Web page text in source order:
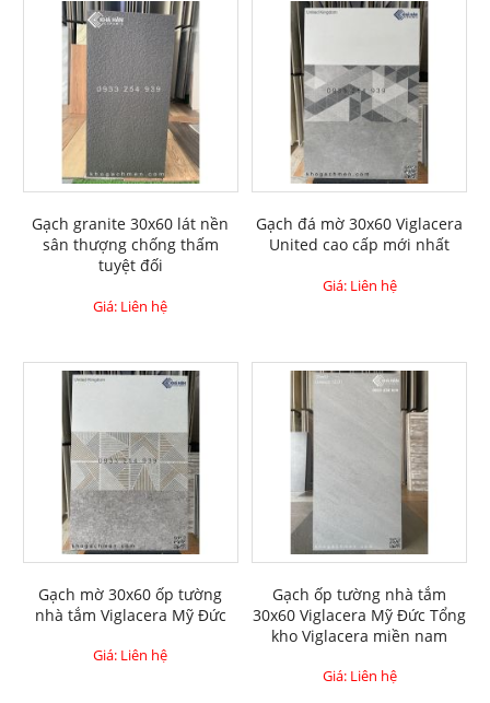
Gạch granite 30x60 lát nền
sân thượng chống thấm
tuyệt đối
Giá: Liên hệ
Gạch đá mờ 30x60 Viglacera
United cao cấp mới nhất
Giá: Liên hệ
Gạch mờ 30x60 ốp tường
nhà tắm Viglacera Mỹ Đức
Giá: Liên hệ
Gạch ốp tường nhà tắm
30x60 Viglacera Mỹ Đức Tổng
kho Viglacera miền nam
Giá: Liên hệ